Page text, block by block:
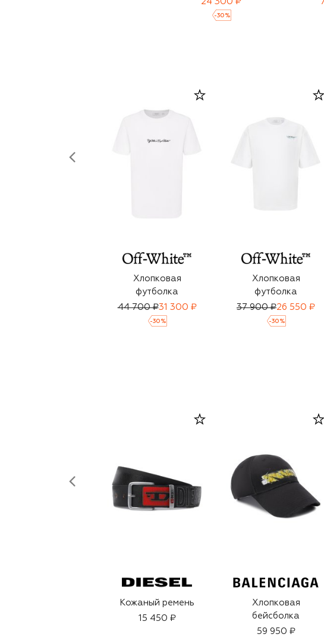
-30 %
Хлопковая
футболка
44 700 ₽31 300 ₽
-30 %
Хлопковая
футболка
37 900 ₽26 550 ₽
-30 %
Кожаный ремень
15 450 ₽
Хлопковая
бейсболка
59 950 ₽